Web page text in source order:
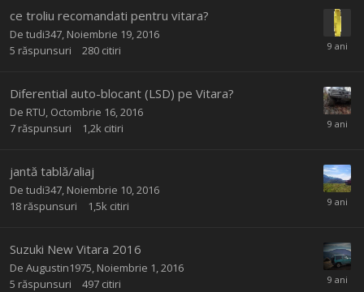
ce troliu recomandati pentru vitara?
De tudi347 Noiembrie 19, 2016
5 răspunsuri 280 citiri
Diferential auto-blocant (LSD) pe Vitara?
De RTU Octombrie 16, 2016
7 răspunsuri 1,2k citiri
jantă tablă/aliaj
De tudi347 Noiembrie 10, 2016
18 răspunsuri 1,5k citiri
Suzuki New Vitara 2016
De Augustin1975 Noiembrie 1, 2016
5 răspunsuri 497 citiri